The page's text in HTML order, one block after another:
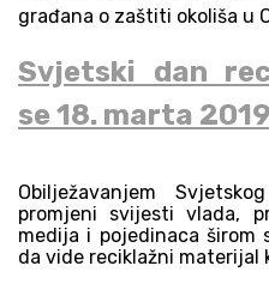
građana o zaštiti okoliša u
Svjetski dan
se 18. marta
Obilježavanjem
promjeni svijesti vlada,
medija i pojedinaca širom
da vide reciklažni materijal